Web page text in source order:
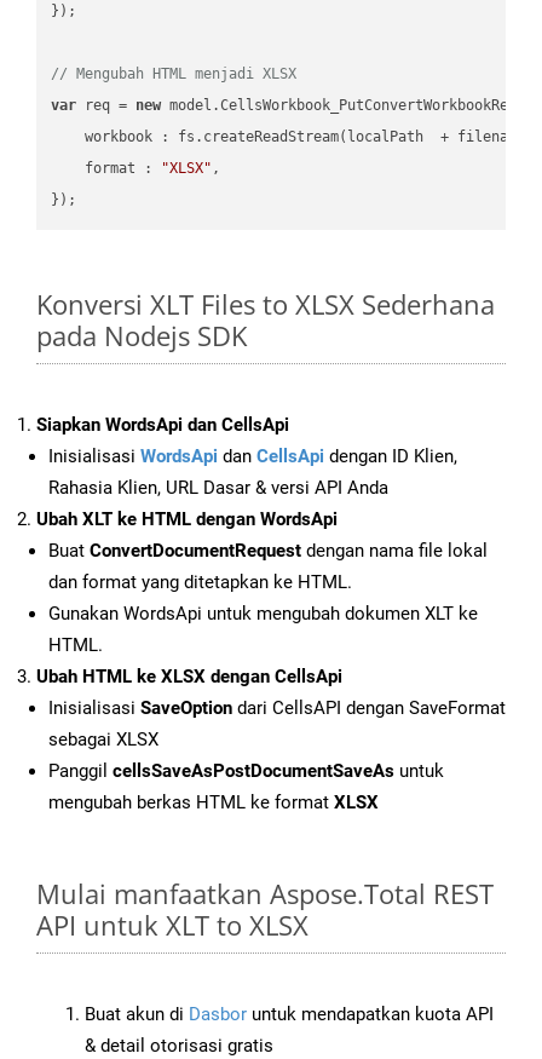
});
// Mengubah HTML menjadi XLSX
var req = new
workbook : fs.createReadStream(localPath  + filename
format : "XLSX" ,
Konversi XLT Files to XLSX Sederhana
pada Nodejs SDK
Siapkan WordsApi dan CellsApi
Inisialisasi WordsApi dan CellsApi dengan ID Klien,
Rahasia Klien, URL Dasar & versi API Anda
Ubah XLT ke HTML dengan WordsApi
Buat ConvertDocumentRequest dengan nama file lokal
dan format yang ditetapkan ke HTML.
Gunakan WordsApi untuk mengubah dokumen XLT ke
HTML.
Ubah HTML ke XLSX dengan CellsApi
Inisialisasi SaveOption dari CellsAPI dengan SaveFormat
sebagai XLSX
Panggil cellsSaveAsPostDocumentSaveAs untuk
mengubah berkas HTML ke format XLSX
Mulai manfaatkan Aspose.Total REST
API untuk XLT to XLSX
Buat akun di Dasbor untuk mendapatkan kuota API
& detail otorisasi gratis